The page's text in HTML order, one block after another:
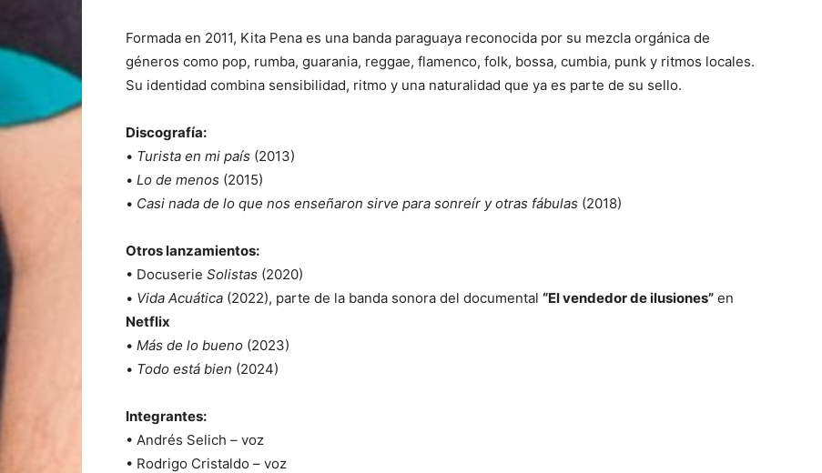
Formada en 2011, Kita Pena es una banda paraguaya reconocida por su mezcla orgánica de
géneros como pop, rumba, guarania, reggae, flamenco, folk, bossa, cumbia, punk y ritmos locales.
Su identidad combina sensibilidad, ritmo y una naturalidad que ya es parte de su sello.
Discografía:
• Turista en mi país (2013)
• Lo de menos (2015)
• Casi nada de lo que nos enseñaron sirve para sonreír y otras fábulas (2018)
Otros lanzamientos:
• Docuserie Solistas (2020)
• Vida Acuática (2022), parte de la banda sonora del documental “El vendedor de ilusiones” en
Netflix
• Más de lo bueno (2023)
• Todo está bien (2024)
Integrantes:
• Andrés Selich – voz
• Rodrigo Cristaldo – voz